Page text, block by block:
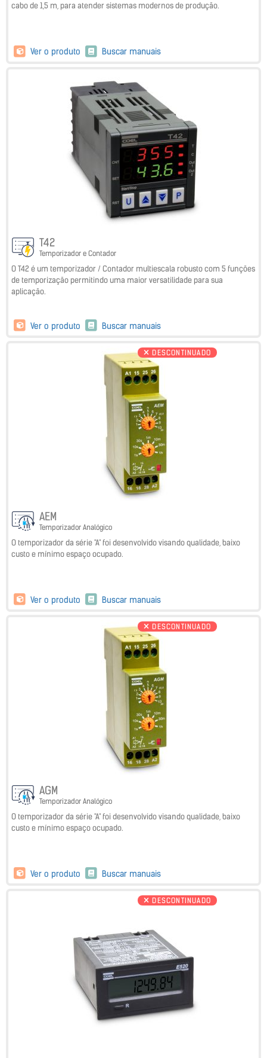
cabo de 1,5 m, para atender sistemas modernos de produção.
Ver o produto Buscar manuais
T42
Temporizador e Contador
O T42 é um temporizador / Contador multiescala robusto com 5 funções
de temporização permitindo uma maior versatilidade para sua
aplicação.
Ver o produto Buscar manuais
DESCONTINUADO
AEM
Temporizador Analógico
O temporizador da série "A" foi desenvolvido visando qualidade, baixo
custo e mínimo espaço ocupado.
Ver o produto Buscar manuais
DESCONTINUADO
AGM
Temporizador Analógico
O temporizador da série "A" foi desenvolvido visando qualidade, baixo
custo e mínimo espaço ocupado.
Ver o produto Buscar manuais
DESCONTINUADO